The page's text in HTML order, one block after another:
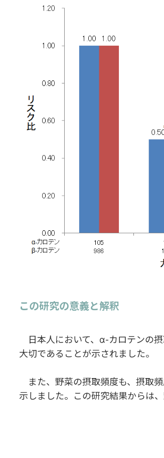
この研究の意義と解釈
日本人において、α-カロテンの
大切であることが示されました。
また、野菜の摂取頻度も、摂取
示しました。この研究結果からは